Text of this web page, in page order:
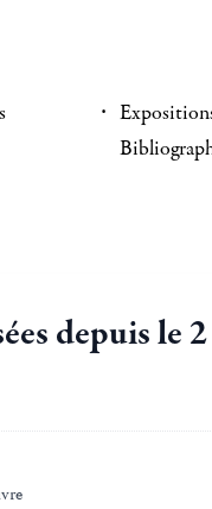
depuis le